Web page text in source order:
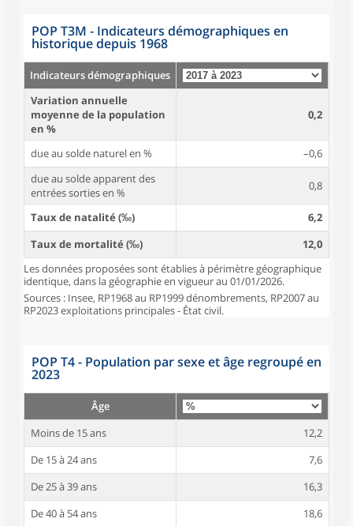
POP T3M - Indicateurs démographiques en
historique depuis 1968
Indicateurs démographiques
Variation annuelle
moyenne de la population
en %
0,2
due au solde naturel en %
–0,6
due au solde apparent des
entrées sorties en %
0,8
Taux de natalité (‰)
6,2
Taux de mortalité (‰)
12,0
Les données proposées sont établies à périmètre géographique
identique, dans la géographie en vigueur au 01/01/2026.
Sources : Insee, RP1968 au RP1999 dénombrements, RP2007 au
RP2023 exploitations principales - État civil.
POP T4 - Population par sexe et âge regroupé en
2023
Âge
Moins de 15 ans
12,2
De 15 à 24 ans
7,6
De 25 à 39 ans
16,3
De 40 à 54 ans
18,6